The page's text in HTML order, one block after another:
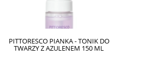
PITTORESCO PIANKA - TONIK DO
TWARZY Z AZULENEM 150 ML